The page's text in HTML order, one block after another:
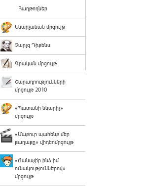
Հաղթողներ
Նկարչական մրցույթ
Չարլզ Դիքենս
Գրական մրցույթ
Շարադրությունների
մրցույթ 2010
«Պատանի նկարիչ»
մրցույթ
«Մաքուր պահենք մեր
քաղաքը» վիդեոմրցույթ
«Ճանաչի՛ր ինձ իմ
ունակություններով»
մրցույթ